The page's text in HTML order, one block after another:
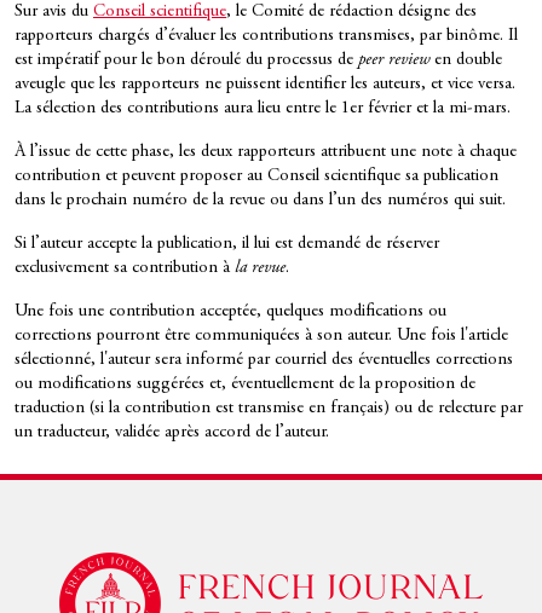
Sur avis du Conseil scientifique, le Comité de rédaction désigne des
rapporteurs chargés d’évaluer les contributions transmises, par binôme. Il
est impératif pour le bon déroulé du processus de peer reviewen double
aveugle que les rapporteurs ne puissent identifier les auteurs, et vice versa.
La sélection des contributions aura lieu entre le 1er février et la mi-mars.
À l’issue de cette phase, les deux rapporteurs attribuent une note à chaque
contribution et peuvent proposer au Conseil scientifique sa publication
dans le prochain numéro de la revue ou dans l’un des numéros qui suit.
Si l’auteur accepte la publication, il lui est demandé de réserver
exclusivement sa contribution à la revue.
Une fois une contribution acceptée, quelques modifications ou
corrections pourront être communiquées à son auteur. Une fois l'article
sélectionné, l'auteur sera informé par courriel des éventuelles corrections
ou modifications suggérées et, éventuellement de la proposition de
traduction (si la contribution est transmise en français) ou de relecture par
un traducteur, validée après accord de l’auteur.